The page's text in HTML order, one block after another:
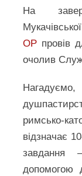
На
ОР провів
очолив
римсько-
відзначає
завдання
допомогою